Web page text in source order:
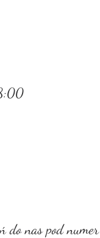
do nas pod numer